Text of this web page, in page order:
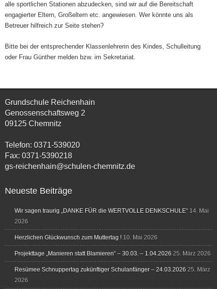
alle sportlichen Stationen abzudecken, sind wir auf die Bereitschaft
engagierter Eltern, Großeltern etc. angewiesen. Wer könnte uns als
Betreuer hilfreich zur Seite stehen?
Bitte bei der entsprechender Klassenlehrerin des Kindes, Schulleitung
oder Frau Günther melden bzw. im Sekretariat.
Grundschule Reichenhain
Genossenschaftsweg 2
09125 Chemnitz
Telefon: 0371-539020
Fax: 0371-5390218
gs-reichenhain@schulen-chemnitz.de
Neueste Beiträge
Wir sagen traurig „DANKE FÜR die WERTVOLLE DENKSCHULE“ 14. Mai
2026
Herzlichen Glückwunsch zum Muttertag ! 10. Mai 2026
Projekttage „Manieren statt Blamieren“ – 30.03. – 1.04.2026 25. März 2026
Resümee Schnuppertag zukünftiger Schulanfänger – 24.03.2026 25. März
2026